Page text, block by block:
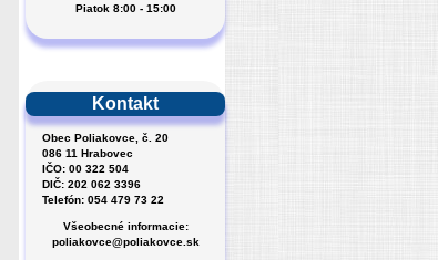
Piatok 8:00 - 15:00
Kontakt
Obec Poliakovce, č. 20
086 11 Hrabovec
IČO: 00 322 504
DIČ: 202 062 3396
Telefón: 054 479 73 22
Všeobecné informacie:
poliakovce@poliakovce.sk